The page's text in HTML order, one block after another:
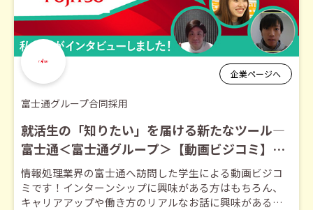
企業ページへ
富士通グループ合同採用
就活生の「知りたい」を届ける新たなツール―
富士通＜富士通グループ＞【動画ビジコミ】
―12月訪問
情報処理業界の富士通へ訪問した学生による動画ビジコ
ミです！インターンシップに興味がある方はもちろん、
キャリアアップや働き方のリアルなお話に興味がある方